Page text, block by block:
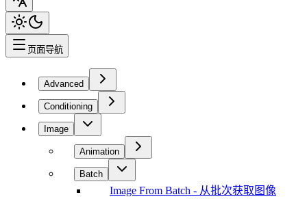
页面导航
Advanced
Conditioning
Image
Animation
Batch
Image From Batch - 从批次获取图像